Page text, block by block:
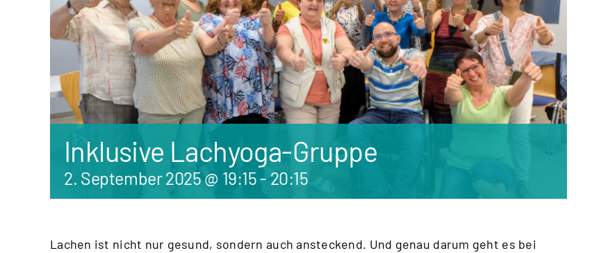
Inklusive Lachyoga-Gruppe
2. September 2025 @ 19:15 -20:15
Lachen ist nicht nur gesund, sondern auch ansteckend. Und genau darum geht es bei